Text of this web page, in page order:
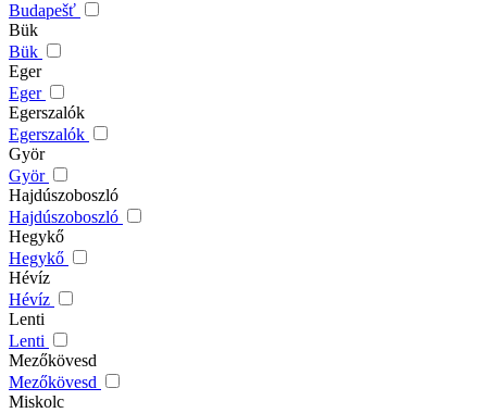
Budapešť
Bük
Bük
Eger
Eger
Egerszalók
Egerszalók
Györ
Györ
Hajdúszoboszló
Hajdúszoboszló
Hegykő
Hegykő
Hévíz
Hévíz
Lenti
Lenti
Mezőkövesd
Mezőkövesd
Miskolc